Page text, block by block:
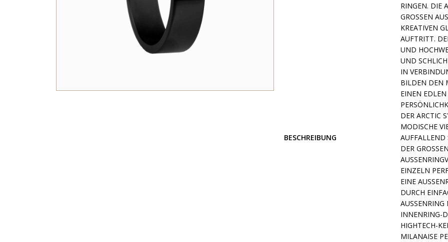
BESCHREIBUNG
RINGEN. DIE
GROSSEN
REATIVEN
UFTRITT.
ND
ND
N
ILDEN DEN
INEN EDLEN
ER ARCTIC
ODISCHE
UFFALLEND
ER GROSSEN
ZELN
E
H EINFACHES
NRING MIT
RING-
ECH-
AISE